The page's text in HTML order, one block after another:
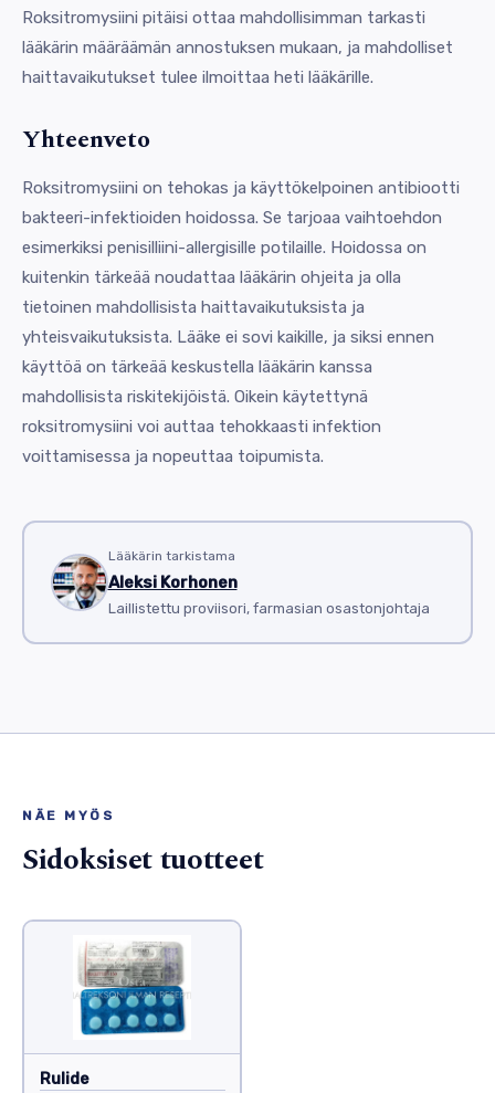
Roksitromysiini pitäisi ottaa mahdollisimman tarkasti
lääkärin määräämän annostuksen mukaan, ja mahdolliset
haittavaikutukset tulee ilmoittaa heti lääkärille.
Yhteenveto
Roksitromysiini on tehokas ja käyttökelpoinen antibiootti
bakteeri-infektioiden hoidossa. Se tarjoaa vaihtoehdon
esimerkiksi penisilliini-allergisille potilaille. Hoidossa on
kuitenkin tärkeää noudattaa lääkärin ohjeita ja olla
tietoinen mahdollisista haittavaikutuksista ja
yhteisvaikutuksista. Lääke ei sovi kaikille, ja siksi ennen
käyttöä on tärkeää keskustella lääkärin kanssa
mahdollisista riskitekijöistä. Oikein käytettynä
roksitromysiini voi auttaa tehokkaasti infektion
voittamisessa ja nopeuttaa toipumista.
Lääkärin tarkistama
Aleksi Korhonen
Laillistettu proviisori, farmasian osastonjohtaja
NÄE MYÖS
Sidoksiset tuotteet
Rulide